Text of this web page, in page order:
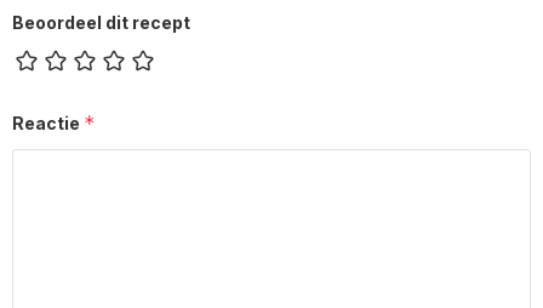
Beoordeel dit recept
Reactie *